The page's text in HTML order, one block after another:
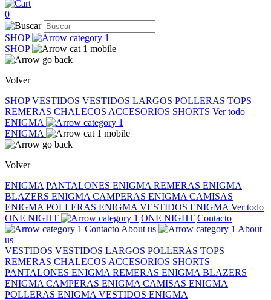
0
SHOP
SHOP
Volver
SHOP VESTIDOS VESTIDOS LARGOS POLLERAS TOPS
REMERAS CHALECOS ACCESORIOS SHORTS Ver todo
ENIGMA
ENIGMA
Volver
ENIGMA PANTALONES ENIGMA REMERAS ENIGMA
BLAZERS ENIGMA CAMPERAS ENIGMA CAMISAS
ENIGMA POLLERAS ENIGMA VESTIDOS ENIGMA Ver todo
ONE NIGHT
ONE NIGHT Contacto
Contacto About us
About
us
VESTIDOS VESTIDOS LARGOS POLLERAS TOPS
REMERAS CHALECOS ACCESORIOS SHORTS
PANTALONES ENIGMA REMERAS ENIGMA BLAZERS
ENIGMA CAMPERAS ENIGMA CAMISAS ENIGMA
POLLERAS ENIGMA VESTIDOS ENIGMA